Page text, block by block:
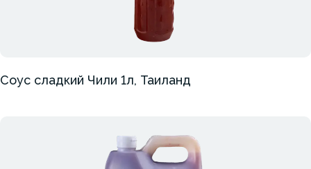
Соус сладкий Чили 1л, Таиланд